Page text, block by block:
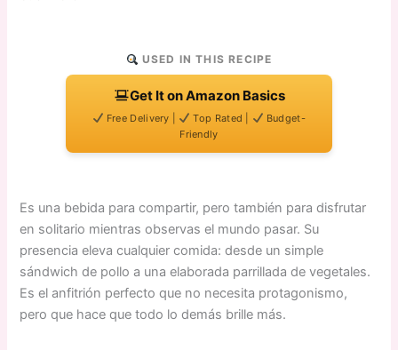
USED IN THIS RECIPE
Get It on Amazon Basics
Free Delivery | Top Rated |
Budget-
Friendly
Es una bebida para compartir, pero también para disfrutar
en solitario mientras observas el mundo pasar. Su
presencia eleva cualquier comida: desde un simple
sándwich de pollo a una elaborada parrillada de vegetales.
Es el anfitrión perfecto que no necesita protagonismo,
pero que hace que todo lo demás brille más.